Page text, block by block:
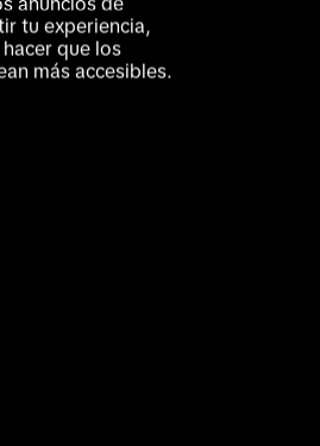
tu experiencia,
que los
más accesibles.